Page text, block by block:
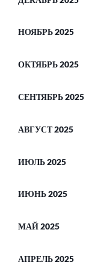
НОЯБРЬ 2025
ОКТЯБРЬ 2025
СЕНТЯБРЬ 2025
АВГУСТ 2025
ИЮЛЬ 2025
ИЮНЬ 2025
МАЙ 2025
АПРЕЛЬ 2025